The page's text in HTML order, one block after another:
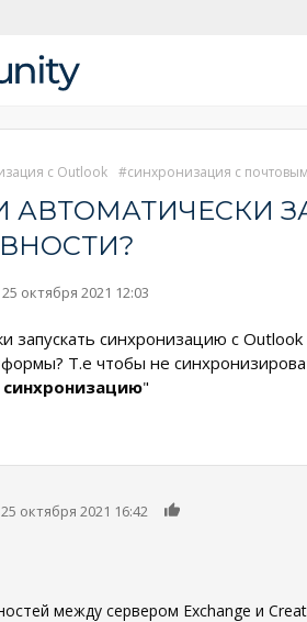
с Outlook синхронизация с
25 октября 2021 12:03
запускать синхронизацию с
Т.е чтобы не
синхронизацию"
25 октября 2021 16:42
между сервером Exchange и